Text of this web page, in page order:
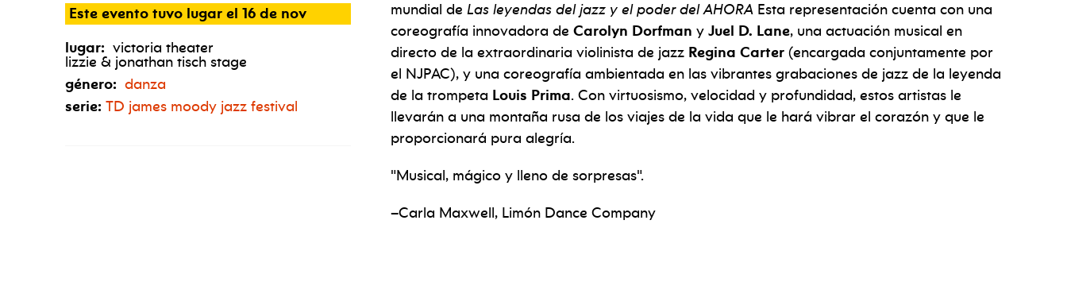
Este evento tuvo lugar el 16 de nov
lugar: victoria theater
lizzie & jonathan tisch stage
género: danza
serie: TD james moody jazz festival
mundial de Las leyendas del jazz y el poder del AHORA Esta representación cuenta con una
coreografía innovadora de Carolyn Dorfman y Juel D. Lane, una actuación musical en
directo de la extraordinaria violinista de jazz Regina Carter (encargada conjuntamente por
el NJPAC), y una coreografía ambientada en las vibrantes grabaciones de jazz de la leyenda
de la trompeta Louis Prima. Con virtuosismo, velocidad y profundidad, estos artistas le
llevarán a una montaña rusa de los viajes de la vida que le hará vibrar el corazón y que le
proporcionará pura alegría.
"Musical, mágico y lleno de sorpresas".
–Carla Maxwell, Limón Dance Company